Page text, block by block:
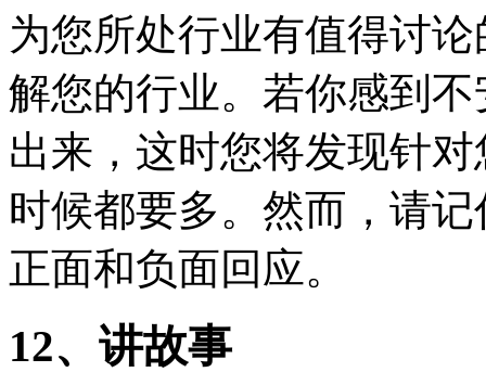
为您所处行业有值得讨
解您的行业。若你感到
出来，这时您将发现针
时候都要多。然而，请
正面和负面回应。
12、讲故事